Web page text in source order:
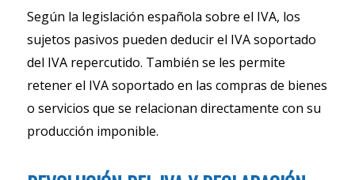
Según la legislación española sobre el IVA, los
sujetos pasivos pueden deducir el IVA soportado
del IVA repercutido. También se les permite
retener el IVA soportado en las compras de bienes
o servicios que se relacionan directamente con su
producción imponible.